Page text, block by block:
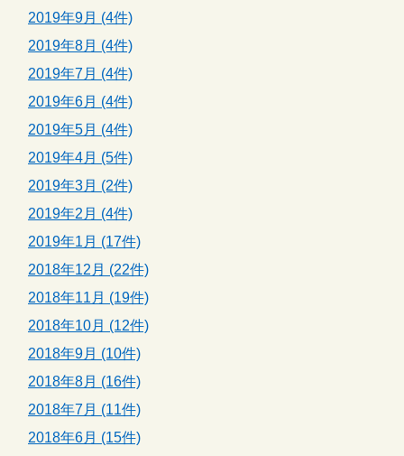
2019年9月 (4件)
2019年8月 (4件)
2019年7月 (4件)
2019年6月 (4件)
2019年5月 (4件)
2019年4月 (5件)
2019年3月 (2件)
2019年2月 (4件)
2019年1月 (17件)
2018年12月 (22件)
2018年11月 (19件)
2018年10月 (12件)
2018年9月 (10件)
2018年8月 (16件)
2018年7月 (11件)
2018年6月 (15件)